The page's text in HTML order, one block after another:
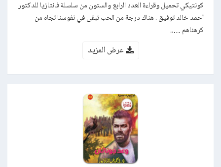
كونتيكي تحميل وقراءة العدد الرابع والستون من سلسلة فانتازيا للدكتور
أحمد خالد توفيق . هناك درجة من الحب تبقى في نفوسنا تجاه من
كرهناهم …..
عرض المزيد